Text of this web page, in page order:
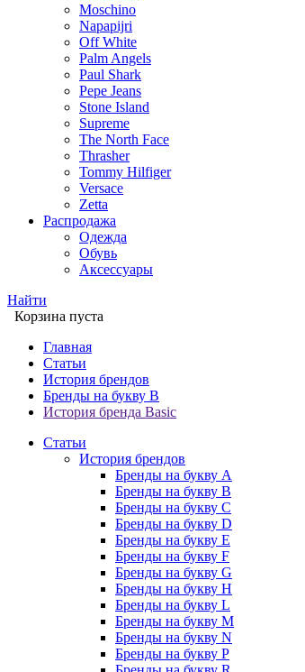
Moschino
Napapijri
Off White
Palm Angels
Paul Shark
Pepe Jeans
Stone Island
Supreme
The North Face
Thrasher
Tommy Hilfiger
Versace
Zetta
Распродажа
Одежда
Обувь
Аксессуары
Найти
Корзина пуста
Главная
Статьи
История брендов
Бренды на букву B
История бренда Basic
Статьи
История брендов
Бренды на букву A
Бренды на букву B
Бренды на букву C
Бренды на букву D
Бренды на букву E
Бренды на букву F
Бренды на букву G
Бренды на букву H
Бренды на букву L
Бренды на букву M
Бренды на букву N
Бренды на букву P